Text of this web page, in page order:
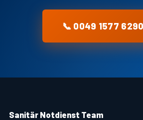
📞 0049 1577
Sanitär Notdienst Team